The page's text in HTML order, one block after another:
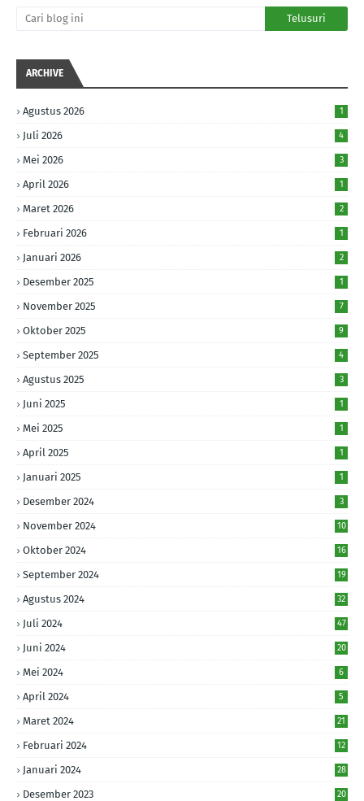
ARCHIVE
Agustus 2026 1
Juli 2026 4
Mei 2026 3
April 2026 1
Maret 2026 2
Februari 2026 1
Januari 2026 2
Desember 2025 1
November 2025 7
Oktober 2025 9
September 2025 4
Agustus 2025 3
Juni 2025 1
Mei 2025 1
April 2025 1
Januari 2025 1
Desember 2024 3
November 2024 10
Oktober 2024 16
September 2024 19
Agustus 2024 32
Juli 2024 47
Juni 2024 20
Mei 2024 6
April 2024 5
Maret 2024 21
Februari 2024 12
Januari 2024 28
Desember 2023 20